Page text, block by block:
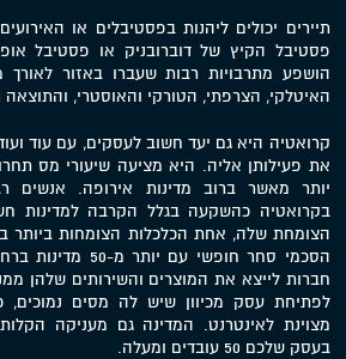
תיירים יכולים ליהנות בפסטיבלים או
פסטיבל הקיץ של דוברובניק או פסטיבל
הושפע מתרבויות רבות שעברו באזור
האיטלקי, הצרפתי, הטורקי והאוסטרי,
קרואטיה היא גם יעד חשוב לעסקים, עם עוד
את פעילותן אליה. היא מציעה שיעורי מס
יותר מאשר ברוב מדינות אירופה. אנשים
בקרואטיה כהשקעה בגלל הקרבה למדינות
הצומחת שלה, אחת הכלכלות הצומחות ביותר
הסכמי סחר חופשי
חברות לייצא את המוצרים והשירותים שלהן
לפתיחת עסק מכיוון שיש לה מסים נמוכים,
מצוינת לאינטרנט. המדינה גם מעניקה
בעסק שלכם 50 עובדים ומעלה.